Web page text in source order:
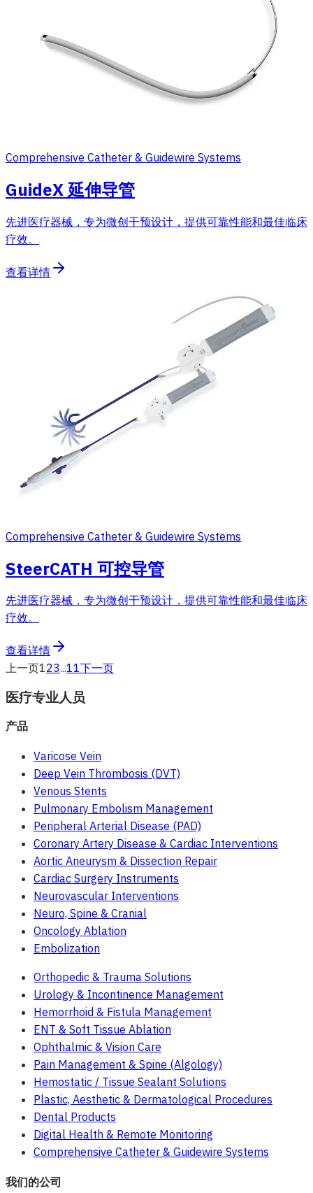
Comprehensive Catheter & Guidewire Systems
GuideX 延伸导管
先进医疗器械，专为微创干预设计，提供可靠性能和最佳临床
疗效。
查看详情
Comprehensive Catheter & Guidewire Systems
SteerCATH 可控导管
先进医疗器械，专为微创干预设计，提供可靠性能和最佳临床
疗效。
查看详情
上一页123...11下一页
医疗专业人员
产品
Varicose Vein
Deep Vein Thrombosis (DVT)
Venous Stents
Pulmonary Embolism Management
Peripheral Arterial Disease (PAD)
Coronary Artery Disease & Cardiac Interventions
Aortic Aneurysm & Dissection Repair
Cardiac Surgery Instruments
Neurovascular Interventions
Neuro, Spine & Cranial
Oncology Ablation
Embolization
Orthopedic & Trauma Solutions
Urology & Incontinence Management
Hemorrhoid & Fistula Management
ENT & Soft Tissue Ablation
Ophthalmic & Vision Care
Pain Management & Spine (Algology)
Hemostatic / Tissue Sealant Solutions
Plastic, Aesthetic & Dermatological Procedures
Dental Products
Digital Health & Remote Monitoring
Comprehensive Catheter & Guidewire Systems
我们的公司